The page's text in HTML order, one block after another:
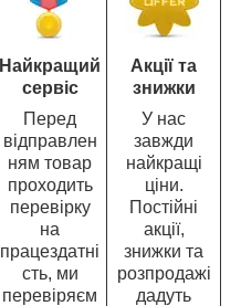
Найкращий
сервіс
Перед
відправлен
ням товар
проходить
перевірку
на
працездатні
сть, ми
перевіряєм
Акції та
знижки
У нас
завжди
найкращі
ціни.
Постійні
акції,
знижки та
розпродажі
дадуть